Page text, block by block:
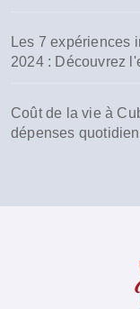
Les 7 expériences
2024 : Découvrez
Coût de la vie à
dépenses